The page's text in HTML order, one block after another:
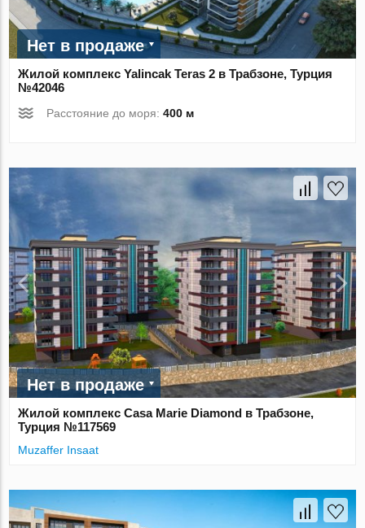
Нет в продаже
Жилой комплекс Yalincak Teras 2 в Трабзоне, Турция
№42046
Расстояние до моря:400 м
Нет в продаже
Жилой комплекс Casa Marie Diamond в Трабзоне,
Турция №117569
Muzaffer Insaat